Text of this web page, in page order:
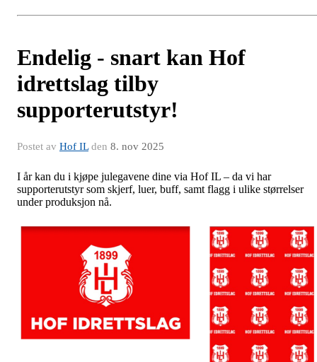
Endelig - snart kan Hof
idrettslag tilby
supporterutstyr!
Postet av Hof ILden 8. nov 2025
I år kan du i kjøpe julegavene dine via Hof IL – da vi har
supporterutstyr som skjerf, luer, buff, samt flagg i ulike størrelser
under produksjon nå.